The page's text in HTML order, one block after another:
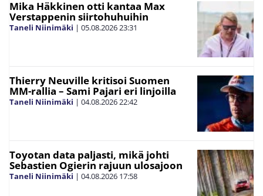
Mika Häkkinen otti kantaa Max
Verstappenin siirtohuhuihin
Taneli Niinimäki | 05.08.202623:31
Thierry Neuville kritisoi Suomen
MM-rallia – Sami Pajari eri linjoilla
Taneli Niinimäki | 04.08.202622:42
Toyotan data paljasti, mikä johti
Sebastien Ogierin rajuun ulosajoon
Taneli Niinimäki | 04.08.2026 17:58